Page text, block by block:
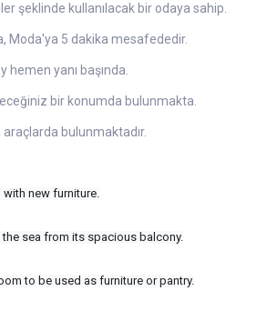
şeklinde kullanılacak bir odaya sahip.
Moda'ya 5 dakika mesafededir.
yanı başında.
bir konumda bulunmakta.
bulunmaktadır.
new furniture.
sea from its spacious balcony.
to be used as furniture or pantry.